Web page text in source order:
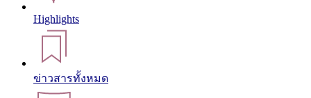
Highlights
ข่าวสารทั้งหมด